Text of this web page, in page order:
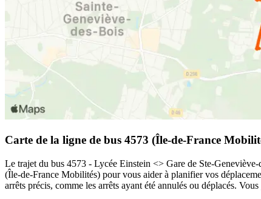
Carte de la ligne de bus 4573 (Île-de-France
Le trajet du bus 4573 - Lycée Einstein <> Gare de Ste-
(Île-de-France Mobilités) pour vous aider à planifier vos
arrêts précis, comme les arrêts ayant été annulés ou déplacés.